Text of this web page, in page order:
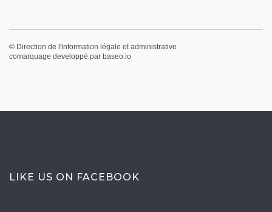
© Direction de l'information légale et administrative
comarquage developpé par baseo.io
LIKE US ON FACEBOOK